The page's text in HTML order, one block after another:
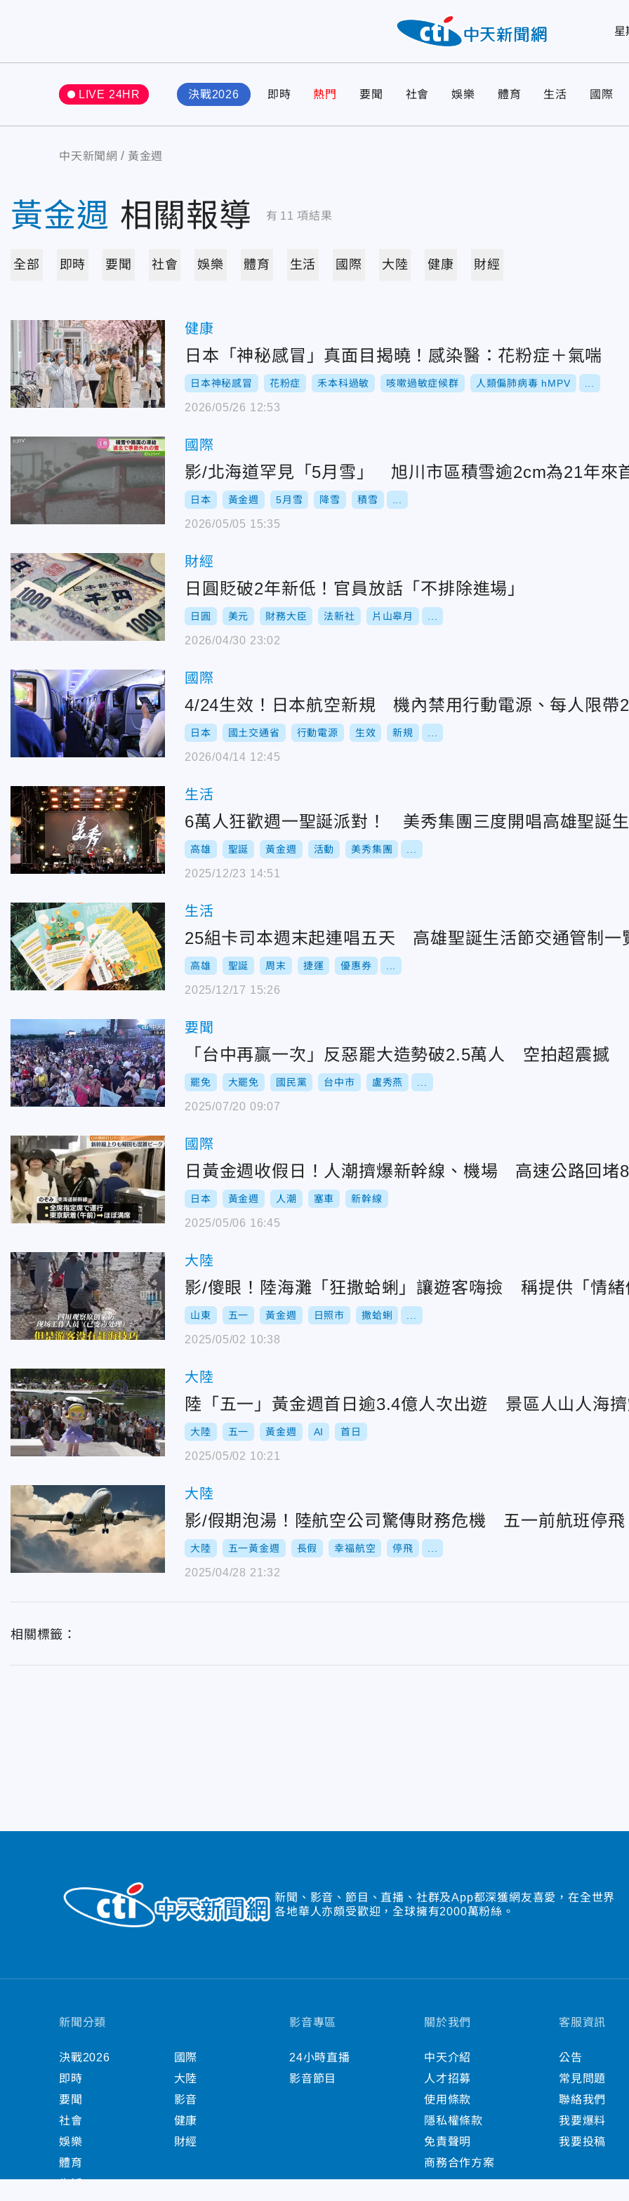
星
LIVE 24HR 決戰2026 即時 熱門 要聞 社會 娛樂 體育 生活 國際
中天新聞網 黃金週
黃金週 相關報導 有 11 項結果
全部 即時 要聞 社會 娛樂 體育 生活 國際 大陸 健康 財經
健康
日本「神秘感冒」真面目揭曉！感染醫：花粉症＋氣喘
日本神秘感冒 花粉症 禾本科過敏 咳嗽過敏症候群 人類偏肺病毒 hMPV
2026/05/26 12:53
國際
影/北海道罕見「5月雪」 旭川市區積雪逾2cm為21年來
日本 黃金週 5月雪 降雪 積雪
2026/05/05 15:35
財經
日圓貶破2年新低！官員放話「不排除進場」
日圓 美元 財務大臣 法新社 片山皋月
2026/04/30 23:02
國際
4/24生效！日本航空新規 機內禁用行動電源、每人限帶
日本 國土交通省 行動電源 生效 新規
2026/04/14 12:45
生活
6萬人狂歡週一聖誕派對！ 美秀集團三度開唱高雄聖誕
高雄 聖誕 黃金週 活動 美秀集團
2025/12/23 14:51
生活
25組卡司本週末起連唱五天 高雄聖誕生活節交通管制一
高雄 聖誕 周末 捷運 優惠券
2025/12/17 15:26
要聞
「台中再贏一次」反惡罷大造勢破2.5萬人 空拍超震撼
罷免 大罷免 國民黨 台中市 盧秀燕
2025/07/20 09:07
國際
日黃金週收假日！人潮擠爆新幹線、機場 高速公路回堵
日本 黃金週 人潮 塞車 新幹線
2025/05/06 16:45
大陸
影/傻眼！陸海灘「狂撒蛤蜊」讓遊客嗨撿 稱提供「情緒
山東 五一 黃金週 日照市 撒蛤蜊
2025/05/02 10:38
大陸
陸「五一」黃金週首日逾3.4億人次出遊 景區人山人海
大陸 五一 黃金週 AI 首日
2025/05/02 10:21
大陸
影/假期泡湯！陸航空公司驚傳財務危機 五一前航班停飛
大陸 五一黃金週 長假 幸福航空 停飛
2025/04/28 21:32
相關標籤：
新聞、影音、節目、直播、社群及App都深獲網友喜愛，在全世界
各地華人亦頗受歡迎，全球擁有2000萬粉絲。
新聞分類
決戰2026
即時
要聞
社會
娛樂
體育
國際
大陸
影音
健康
財經
影音專區
24小時直播
影音節目
關於我們
中天介紹
人才招募
使用條款
隱私權條款
免責聲明
商務合作方案
客服資訊
公告
常見問題
聯絡我們
我要爆料
我要投稿